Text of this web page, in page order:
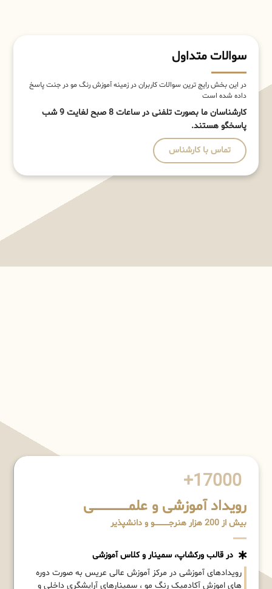
سوالات متداول
در این بخش رایج ترین سوالات کاربران در زمینه آموزش رنگ مو در جنت پاسخ
داده شده است
کارشناسان ما بصورت تلفنی در ساعات 8 صبح لغایت 9 شب
پاسخگو هستند.
تماس با کارشناس
17000+
رویداد آموزشی و علمـــــــــــــــــــی
بیش از 200 هزار هنرجــــــــــــو و دانشپذیر
در قالب ورکشاپ، سمینار و کلاس آموزشی
رویدادهای آموزشی در مرکز آموزش عالی عریس به صورت دوره
های اموزش آکادمیک رنگ مو ، سمینارهای آرایشگری داخلی و